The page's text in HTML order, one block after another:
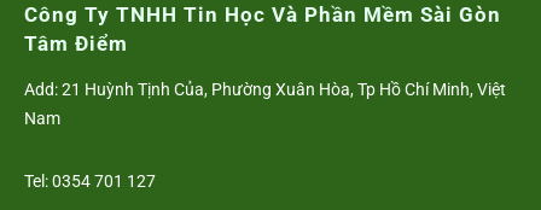
Công Ty TNHH Tin Học Và Phần Mềm Sài Gòn
Tâm Điểm
Add: 21 Huỳnh Tịnh Của, Phường Xuân Hòa, Tp Hồ Chí Minh, Việt
Nam
Tel: 0354 701 127